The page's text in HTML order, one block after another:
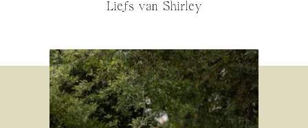
Liefs van Shirley